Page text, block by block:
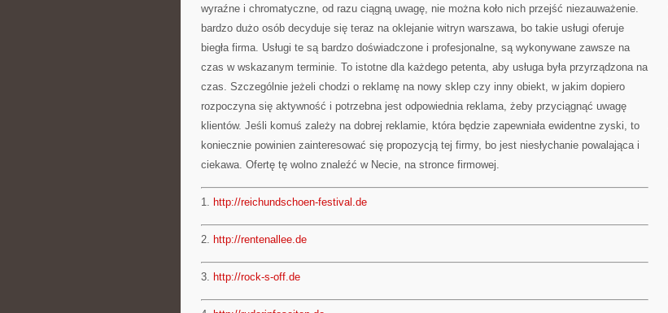
wyraźne i chromatyczne, od razu ciągną uwagę, nie można koło nich przejść niezauważenie.
bardzo dużo osób decyduje się teraz na oklejanie witryn warszawa, bo takie usługi oferuje
biegła firma. Usługi te są bardzo doświadczone i profesjonalne, są wykonywane zawsze na
czas w wskazanym terminie. To istotne dla każdego petenta, aby usługa była przyrządzona na
czas. Szczególnie jeżeli chodzi o reklamę na nowy sklep czy inny obiekt, w jakim dopiero
rozpoczyna się aktywność i potrzebna jest odpowiednia reklama, żeby przyciągnąć uwagę
klientów. Jeśli komuś zależy na dobrej reklamie, która będzie zapewniała ewidentne zyski, to
koniecznie powinien zainteresować się propozycją tej firmy, bo jest niesłychanie powalająca i
ciekawa. Ofertę tę wolno znaleźć w Necie, na stronce firmowej.
1. http://reichundschoen-festival.de
2. http://rentenallee.de
3. http://rock-s-off.de